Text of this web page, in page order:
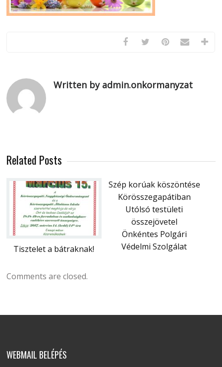
Written by admin.onkormanyzat
Related Posts
Tisztelet a bátraknak!
Szép korúak köszöntése
Körösszegapátiban
Utólsó testületi
összejövetel
Önkéntes Polgári
Védelmi Szolgálat
Comments are closed.
WEBMAIL BELÉPÉS